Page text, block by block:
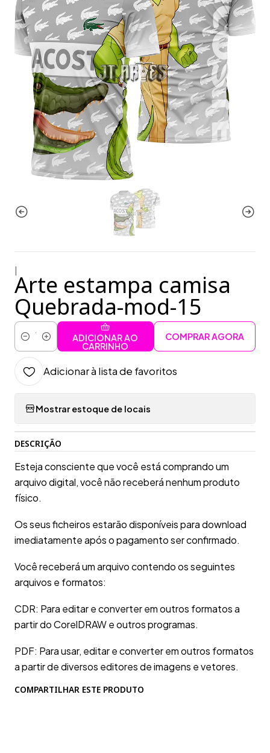
Arte estampa camisa
Quebrada-mod-15
Quantidade
ADICIONAR AO
CARRINHO
COMPRAR AGORA
Adicionar à lista de favoritos
Mostrar estoque de locais
DESCRIÇÃO
Esteja consciente que você está comprando um
arquivo digital, você não receberá nenhum produto
físico.
Os seus ficheiros estarão disponíveis para download
imediatamente após o pagamento ser confirmado.
Você receberá um arquivo contendo os seguintes
arquivos e formatos:
CDR: Para editar e converter em outros formatos a
partir do CorelDRAW e outros programas.
PDF: Para usar, editar e converter em outros formatos
a partir de diversos editores de imagens e vetores.
COMPARTILHAR ESTE PRODUTO